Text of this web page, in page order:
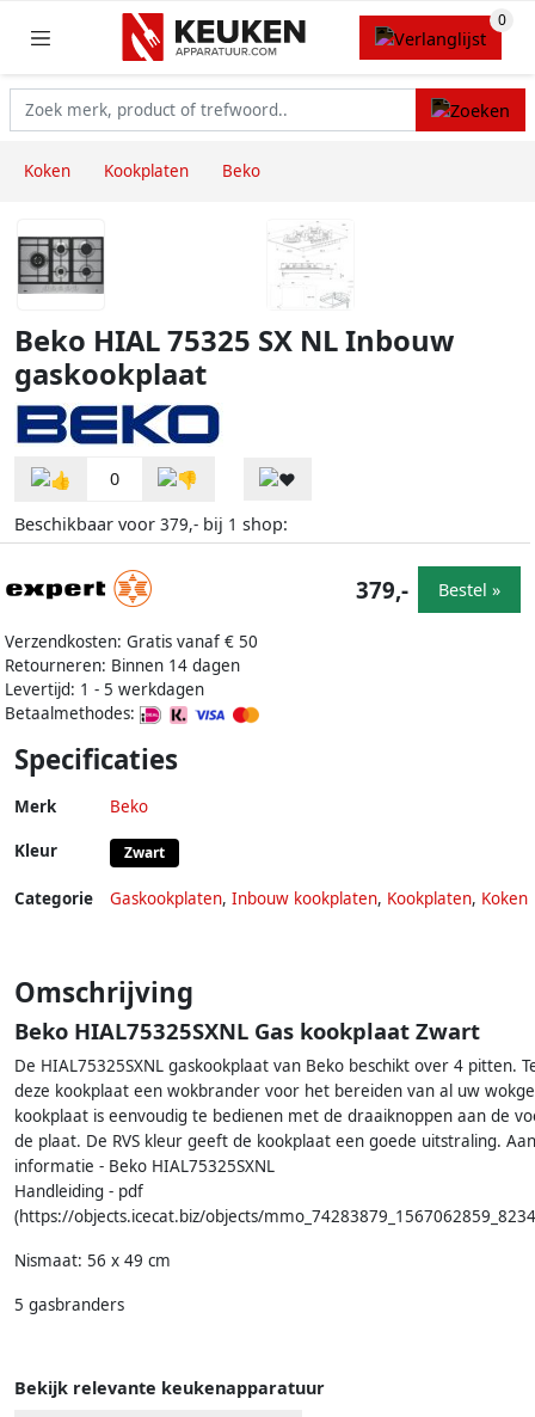
Koken Kookplaten Beko
Beko HIAL 75325 SX NL Inbouw
gaskookplaat
0
Beschikbaar voor 379,- bij 1 shop:
Verzendkosten: Gratis vanaf € 50
Retourneren: Binnen 14 dagen
Levertijd: 1 - 5 werkdagen
Betaalmethodes:
379,- Bestel »
Specificaties
Merk Beko
Kleur Zwart
Categorie Gaskookplaten, Inbouw kookplaten, Kookplaten, Koken
Omschrijving
Beko HIAL75325SXNL Gas kookplaat Zwart
De HIAL75325SXNL gaskookplaat van Beko beschikt over 4 pitten.
deze kookplaat een wokbrander voor het bereiden van al uw
kookplaat is eenvoudig te bedienen met de draaiknoppen aan de
de plaat. De RVS kleur geeft de kookplaat een goede uitstraling.
informatie - Beko HIAL75325SXNL
Handleiding - pdf
(https://objects.icecat.biz/objects/
Nismaat: 56 x 49 cm
5 gasbranders
Bekijk relevante keukenapparatuur